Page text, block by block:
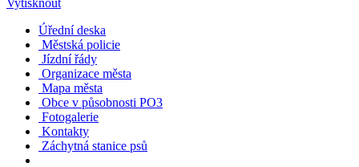
Vytisknout
Úřední deska
Městská policie
Jízdní řády
Organizace města
Mapa města
Obce v působnosti PO3
Fotogalerie
Kontakty
Záchytná stanice psů